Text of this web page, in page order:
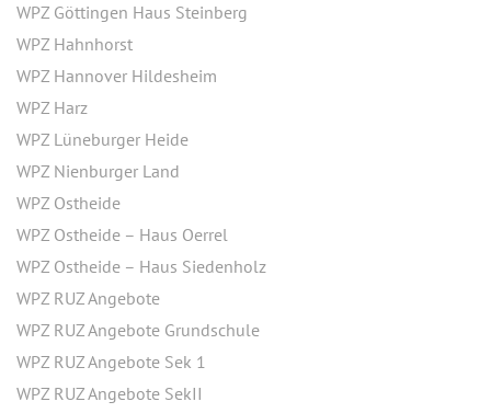
WPZ Göttingen Haus Steinberg
WPZ Hahnhorst
WPZ Hannover Hildesheim
WPZ Harz
WPZ Lüneburger Heide
WPZ Nienburger Land
WPZ Ostheide
WPZ Ostheide – Haus Oerrel
WPZ Ostheide – Haus Siedenholz
WPZ RUZ Angebote
WPZ RUZ Angebote Grundschule
WPZ RUZ Angebote Sek 1
WPZ RUZ Angebote SekII